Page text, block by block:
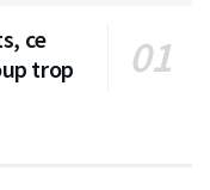
ce
trop